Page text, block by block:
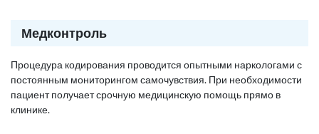
Медконтроль
Процедура кодирования проводится опытными наркологами с
постоянным мониторингом самочувствия. При необходимости
пациент получает срочную медицинскую помощь прямо в
клинике.